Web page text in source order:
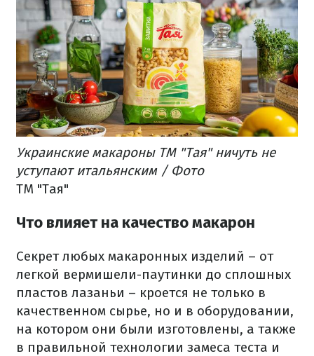
Украинские макароны ТМ "Тая" ничуть не
уступают итальянским / Фото
ТМ "Тая"
Что влияет на качество макарон
Секрет любых макаронных изделий – от
легкой вермишели-паутинки до сплошных
пластов лазаньи – кроется не только в
качественном сырье, но и в оборудовании,
на котором они были изготовлены, а также
в правильной технологии замеса теста и